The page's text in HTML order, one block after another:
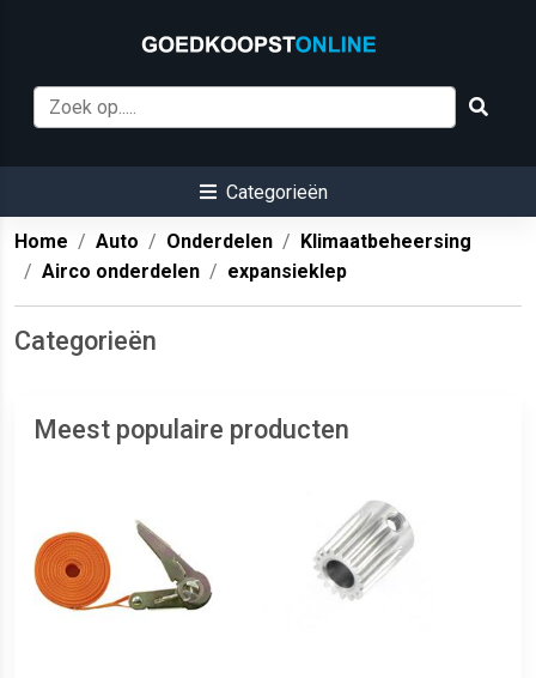
Categorieën
Home Auto Onderdelen
Klimaatbeheersing
Airco onderdelen
expansieklep
Categorieën
Meest populaire producten